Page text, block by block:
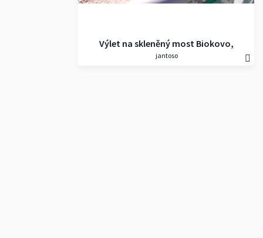
Výlet na skleněný most Biokovo,
Nebeska Šetnica. Průvodkyně
jantoso